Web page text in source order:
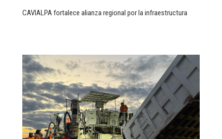
CAVIALPA fortalece alianza regional por la infraestructura